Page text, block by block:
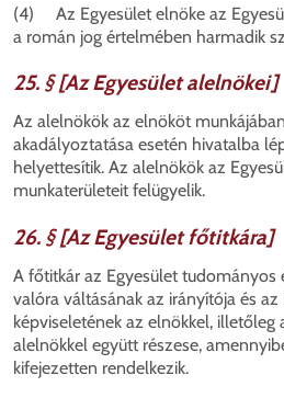
(4) Az Egyesület elnöke az
a román jog értelmében harmadik
25. § [Az Egyesület alelnökei]
Az alelnökök az elnököt
akadályoztatása esetén hivatalba
helyettesítik. Az alelnökök az
munkaterületeit felügyelik.
26. § [Az Egyesület főtitkára]
A főtitkár az Egyesület tudományos
valóra váltásának az irányítója és az
képviseletének az elnökkel,
alelnökkel együtt részese,
kifejezetten rendelkezik.